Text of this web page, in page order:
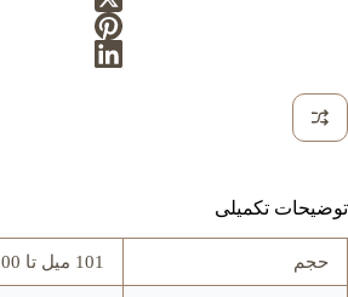
توضیحات تکمیلی
حجم 101 میل تا 200 میل